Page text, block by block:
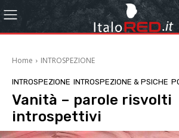
Home INTROSPEZIONE
INTROSPEZIONE INTROSPEZIONE & PSICHE
Vanità – parole risvolti
introspettivi